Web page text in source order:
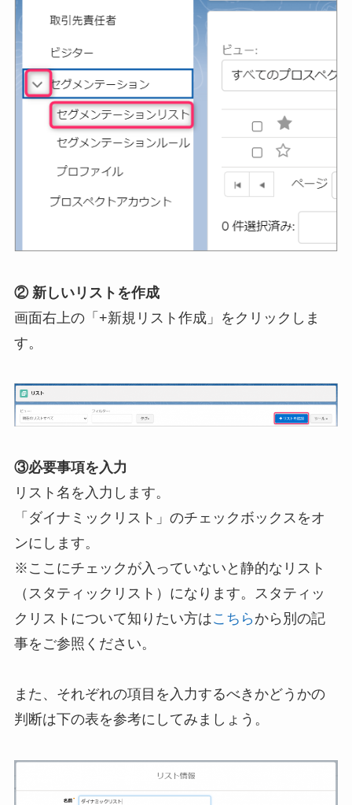
② 新しいリストを作成
画面右上の「+新規リスト作成」をクリックしま
す。
③必要事項を入力
リスト名を入力します。
「ダイナミックリスト」のチェックボックスをオ
ンにします。
※ここにチェックが入っていないと静的なリスト
（スタティックリスト）になります。スタティッ
クリストについて知りたい方はこちら から別の記
事をご参照ください。
また、それぞれの項目を入力するべきかどうかの
判断は下の表を参考にしてみましょう。